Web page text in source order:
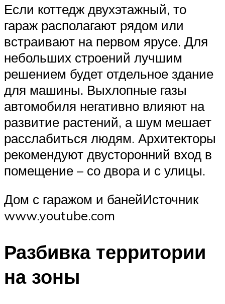
Если коттедж двухэтажный, то
гараж располагают рядом или
встраивают на первом ярусе. Для
небольших строений лучшим
решением будет отдельное здание
для машины. Выхлопные газы
автомобиля негативно влияют на
развитие растений, а шум мешает
расслабиться людям. Архитекторы
рекомендуют двусторонний вход в
помещение – со двора и с улицы.
Дом с гаражом и банейИсточник
www.youtube.com
Разбивка территории
на зоны